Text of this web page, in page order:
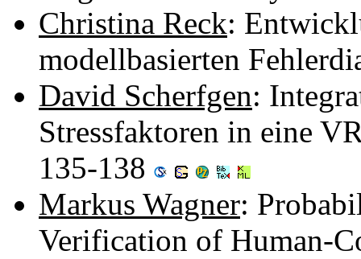
Christina Reck:
modellbasierten
David Scherfgen:
Stressfaktoren in eine
135-138
Markus Wagner:
Verification of Human-